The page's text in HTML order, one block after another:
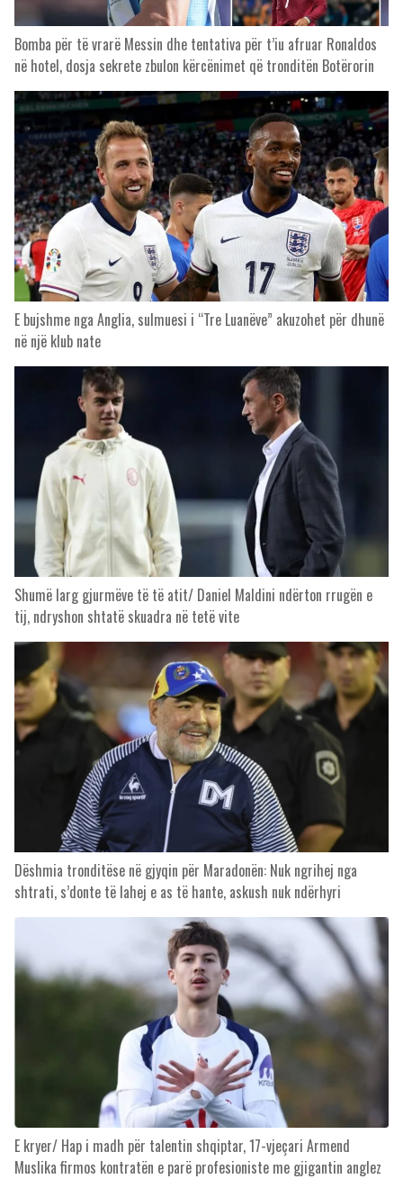
Bomba për të vrarë Messin dhe tentativa për t’iu afruar Ronaldos
në hotel, dosja sekrete zbulon kërcënimet që tronditën Botërorin
E bujshme nga Anglia, sulmuesi i “Tre Luanëve” akuzohet për dhunë
në një klub nate
Shumë larg gjurmëve të të atit/ Daniel Maldini ndërton rrugën e
tij, ndryshon shtatë skuadra në tetë vite
Dëshmia tronditëse në gjyqin për Maradonën: Nuk ngrihej nga
shtrati, s’donte të lahej e as të hante, askush nuk ndërhyri
E kryer/ Hap i madh për talentin shqiptar, 17-vjeçari Armend
Muslika firmos kontratën e parë profesioniste me gjigantin anglez